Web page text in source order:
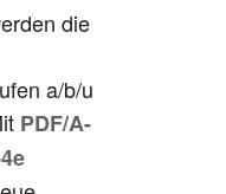
die
a/b/u
PDF/A-